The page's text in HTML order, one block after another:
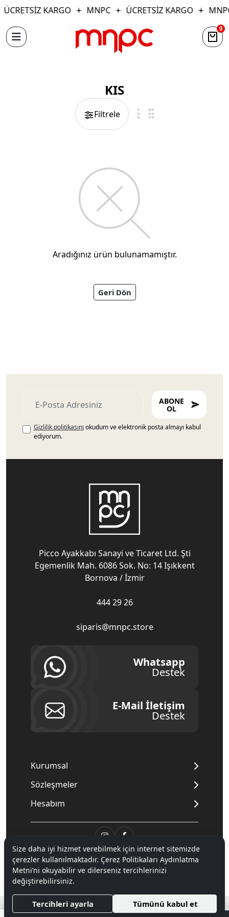
ÜCRETSİZ KARGO MNPC ÜCRETSİZ KARGO
0
KIS
Filtrele
Aradığınız ürün bulunamamıştır.
Geri Dön
ABONE
OL
Gizlilik politikasını okudum ve elektronik posta almayı kabul
ediyorum.
Picco Ayakkabı Sanayi ve Ticaret Ltd. Şti
Egemenlik Mah. 6086 Sok. No: 14 Işıkkent
Bornova / İzmir
444 29 26
siparis@mnpc.store
Whatsapp
Destek
E-Mail İletişim
Destek
Kurumsal
Sözleşmeler
Hesabım
© 2020Mnpc. Tüm hakları saklıdır.
Hipotenüs Yeni Nesil E-Ticaret Sistemleri ile Hazırlanmıştır.
Size daha iyi hizmet verebilmek için internet sitemizde
çerezler kullanılmaktadır. Çerez Politikaları Aydınlatma
Metni’ni okuyabilir ve dilerseniz tercihlerinizi
değiştirebilirsiniz.
Tercihleri ayarla Tümünü kabul et